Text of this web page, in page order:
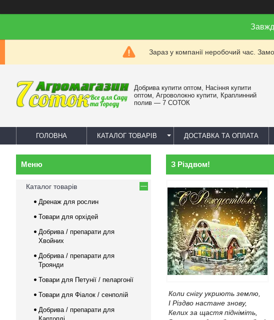
Зараз у компанії неробочий час.
Добрива купити оптом, Насіння купити
оптом, Агроволокно купити, Краплинний
полив — 7 СОТОК
ГОЛОВНА КАТАЛОГ ТОВАРІВ ДОСТАВКА ТА ОПЛАТА
З Різдвом!
Коли снігу укриють землю,
І Різдво настане знову,
Келих за щастя підніміть,
Каталог товарів
Дренаж для рослин
Товари для орхідей
Добрива / препарати для
Хвойних
Добрива / препарати для
Троянди
Товари для Петунії / пеларгонії
Товари для Фіалок / сенполій
Добрива / препарати для